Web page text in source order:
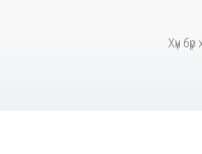
Хүн